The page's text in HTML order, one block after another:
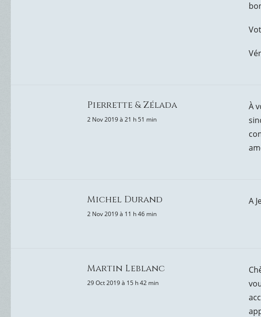
Pierrette & Zélada
2 Nov 2019 à 21 h 51 min
À
Michel Durand
2 Nov 2019 à 11 h 46 min
A
Martin Leblanc
29 Oct 2019 à 15 h 42 min